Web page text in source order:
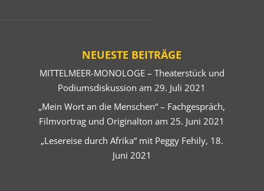
NEUESTE BEITRÄGE
MITTELMEER-MONOLOGE – Theaterstück und
Podiumsdiskussion am 29. Juli 2021
„Mein Wort an die Menschen“ – Fachgespräch,
Filmvortrag und Originalton am 25. Juni 2021
„Lesereise durch Afrika“ mit Peggy Fehily, 18.
Juni 2021